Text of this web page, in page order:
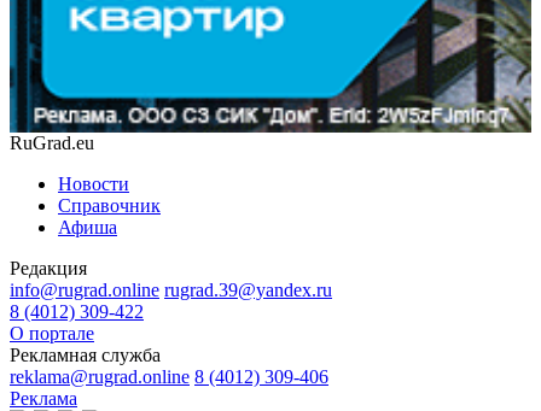
RuGrad.eu
Новости
Справочник
Афиша
Редакция
info@rugrad.online rugrad.39@yandex.ru
8 (4012) 309-422
О портале
Рекламная служба
reklama@rugrad.online 8 (4012) 309-406
Реклама